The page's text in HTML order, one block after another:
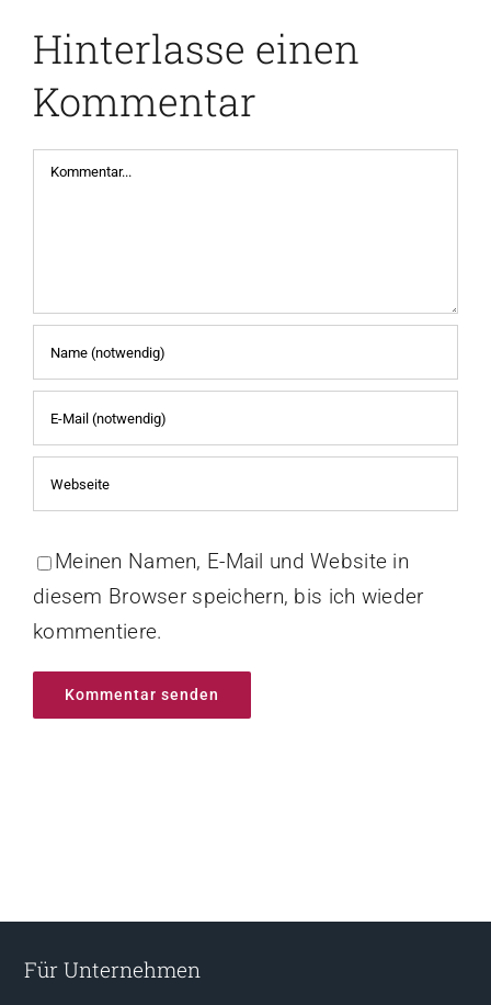
Hinterlasse einen
Kommentar
Kommentar
Meinen Namen, E-Mail und Website in
diesem Browser speichern, bis ich wieder
kommentiere.
Für Unternehmen